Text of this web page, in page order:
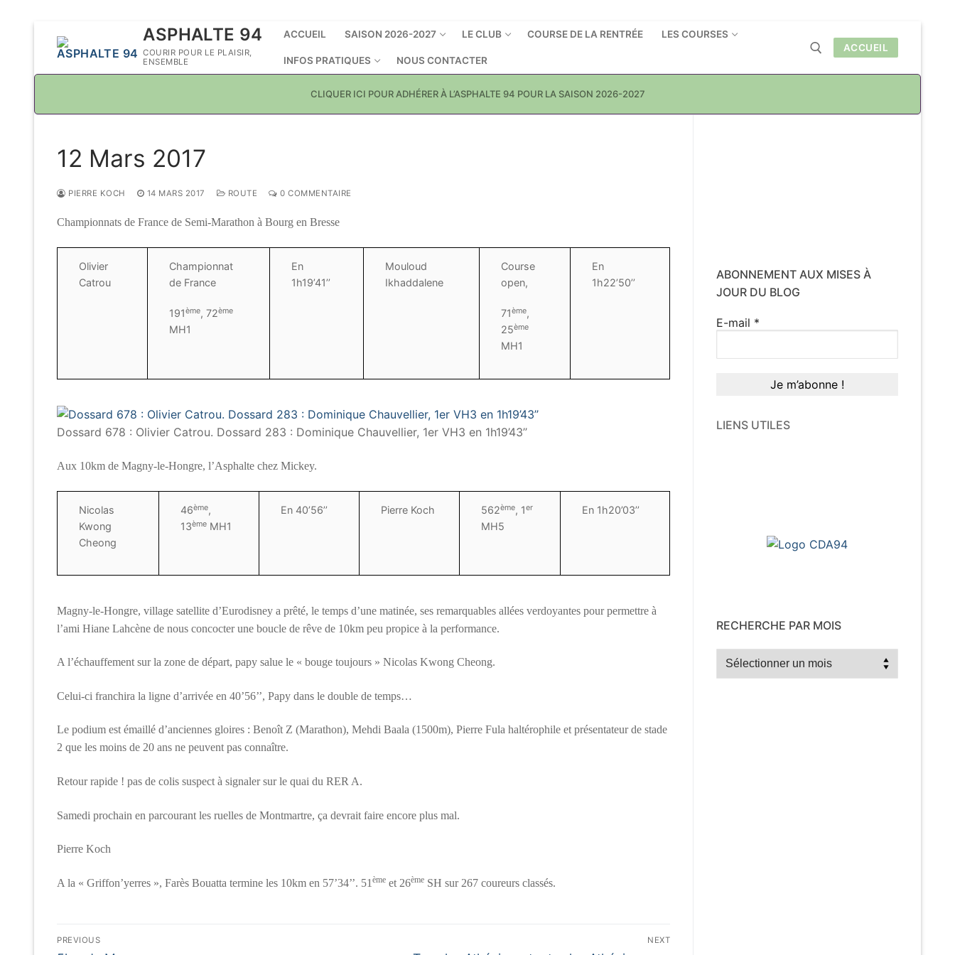
ASPHALTE 94
COURIR POUR LE PLAISIR,
ENSEMBLE
ACCUEIL SAISON 2026-2027 LE CLUB COURSE DE LA RENTRÉE LES COURSES
INFOS PRATIQUES NOUS CONTACTER
ACCUEIL
CLIQUER ICI POUR ADHÉRER À L’ASPHALTE 94 POUR LA SAISON 2026-2027
12 Mars 2017
PIERRE KOCH 14 MARS 2017 ROUTE 0 COMMENTAIRE
Championnats de France de Semi-Marathon à Bourg en Bresse
Olivier
Catrou
Championnat
de France
191ème, 72ème
MH1
En
1h19’41’’
Mouloud
Ikhaddalene
Course
open,
71ème,
25ème
MH1
En
1h22’50’’
Dossard 678 : Olivier Catrou. Dossard 283 : Dominique Chauvellier, 1er VH3 en 1h19’43’’
Aux 10km de Magny-le-Hongre, l’Asphalte chez Mickey.
Nicolas
Kwong
Cheong
46ème,
13ème MH1
En 40’56’’ Pierre Koch 562ème, 1er
MH5
En 1h20’03’’
Magny-le-Hongre, village satellite d’Eurodisney a prêté, le temps d’une matinée, ses remarquables allées verdoyantes pour permettre à
l’ami Hiane Lahcène de nous concocter une boucle de rêve de 10km peu propice à la performance.
A l’échauffement sur la zone de départ, papy salue le « bouge toujours » Nicolas Kwong Cheong.
Celui-ci franchira la ligne d’arrivée en 40’56’’, Papy dans le double de temps…
Le podium est émaillé d’anciennes gloires : Benoît Z (Marathon), Mehdi Baala (1500m), Pierre Fula haltérophile et présentateur de stade
2 que les moins de 20 ans ne peuvent pas connaître.
Retour rapide ! pas de colis suspect à signaler sur le quai du RER A.
Samedi prochain en parcourant les ruelles de Montmartre, ça devrait faire encore plus mal.
Pierre Koch
A la « Griffon’yerres », Farès Bouatta termine les 10km en 57’34’’. 51 ème et 26ème SH sur 267 coureurs classés.
Navigation
PREVIOUS NEXT
ABONNEMENT AUX MISES À
JOUR DU BLOG
E-mail *
LIENS UTILES
RECHERCHE PAR MOIS
Recherche